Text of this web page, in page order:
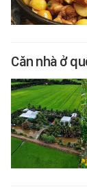
Căn nhà ở